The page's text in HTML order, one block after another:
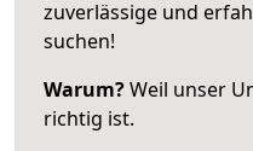
zuverlässige und
suchen!
Warum?Weil unser
richtig ist.